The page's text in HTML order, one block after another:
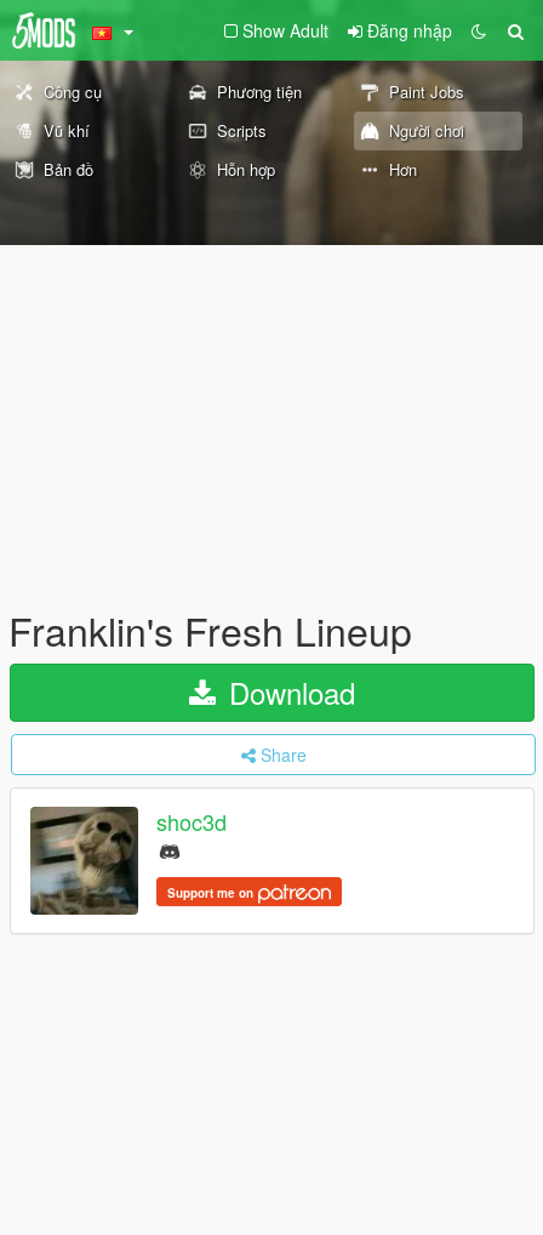
Show Adult Đăng nhập
Công cụ Phương tiện
Paint Jobs
Vũ khí
Scripts
Người chơi
Bản đồ
Hỗn hợp Hơn
Franklin's Fresh Lineup
Download
Share
shoc3d
Support me on